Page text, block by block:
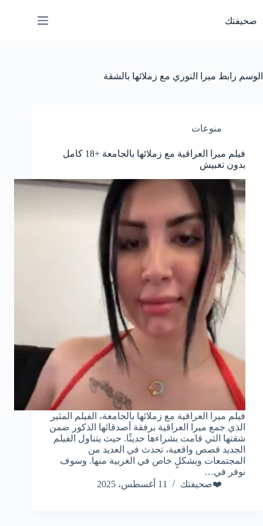
المحتوى
صحيفتك
الوسم رابط ميرا النوري مع زملائها بالشقة
منوعات
فيلم ميرا العراقية مع زملائها بالجامعة +18 كامل
بدون تغبيش
فيلم ميرا العراقية مع زملائها بالجامعة، الفيلم المثير
الذي جمع ميرا العراقية برفقة أصدقائها الذكور ضمن
شقتها التي قامت بشراءها حديثًا. حيث يتناول الفيلم
الجديد قصص واقعية، تحدث في العديد من
المجتمعات وبشكلٍ خاص في الغربية منها. وسوف
نوفر في…
❤️صحيفتك
11 أغسطس، 2025